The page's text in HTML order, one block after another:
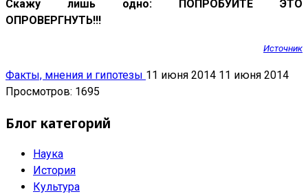
Скажу лишь одно: ПОПРОБУЙТЕ ЭТО
ОПРОВЕРГНУТЬ!!!
Источник
Факты, мнения и гипотезы 11 июня 2014 11 июня 2014
Просмотров: 1695
Блог категорий
Наука
История
Культура